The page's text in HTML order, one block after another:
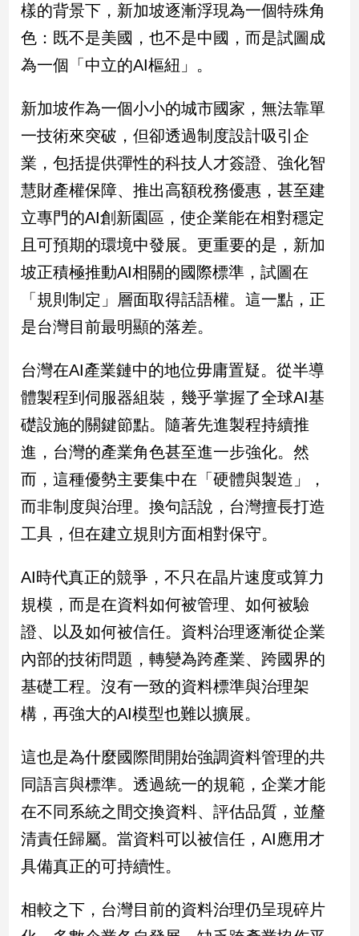
觀
點
兩
國
會/
地
方
新
冠
毒
專
南
台
灣
觀
點
南
台
觀
娛
樂
樂
星
聞
流
行/
時
追
星
生
活
樣的背景下，新加坡逐漸浮現為一個特殊角
色：既不是美國，也不是中國，而是試圖成
為一個「中立的AI樞紐」。
新加坡作為一個小小的城市國家，無法靠單
一技術來突破，但卻透過制度設計吸引企
業，包括提供彈性的科技人才簽證、強化智
慧財產權保障、推出高額稅務優惠，甚至建
立專門的AI創新園區，使企業能在相對穩定
且可預期的環境中發展。更重要的是，新加
坡正積極推動AI相關的國際標準，試圖在
「規則制定」層面取得話語權。這一點，正
是台灣目前最明顯的落差。
台灣在AI產業鏈中的地位毋庸置疑。從半導
體製程到伺服器組裝，幾乎掌握了全球AI基
礎設施的關鍵節點。隨著先進製程持續推
進，台灣的產業角色甚至進一步強化。然
而，這種優勢主要集中在「硬體與製造」，
而非制度與治理。換句話說，台灣擅長打造
工具，但在建立規則方面相對保守。
AI時代真正的競爭，不只在晶片速度或算力
規模，而是在資料如何被管理、如何被驗
證、以及如何被信任。資料治理逐漸從企業
內部的技術問題，轉變為跨產業、跨國界的
基礎工程。沒有一致的資料標準與治理架
構，再強大的AI模型也難以擴展。
這也是為什麼國際間開始強調資料管理的共
同語言與標準。透過統一的規範，企業才能
在不同系統之間交換資料、評估品質，並釐
清責任歸屬。當資料可以被信任，AI應用才
具備真正的可持續性。
相較之下，台灣目前的資料治理仍呈現碎片